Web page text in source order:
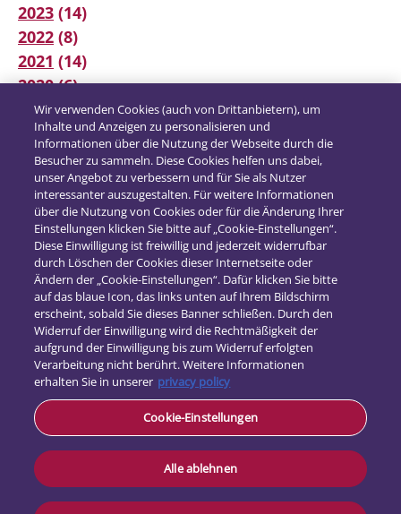
2023 (14)
2022 (8)
2021 (14)
2020(6)
2019(12)
2018(16)
2017(21)
Kontakt
Datenschutz
Impressum
Wir verwenden Cookies (auch von Drittanbietern), um
Inhalte und Anzeigen zu personalisieren und
Informationen über die Nutzung der Webseite durch die
Besucher zu sammeln. Diese Cookies helfen uns dabei,
unser Angebot zu verbessern und für Sie als Nutzer
interessanter auszugestalten. Für weitere Informationen
über die Nutzung von Cookies oder für die Änderung Ihrer
Einstellungen klicken Sie bitte auf „Cookie-Einstellungen“.
Diese Einwilligung ist freiwillig und jederzeit widerrufbar
durch Löschen der Cookies dieser Internetseite oder
Ändern der „Cookie-Einstellungen“. Dafür klicken Sie bitte
auf das blaue Icon, das links unten auf Ihrem Bildschirm
erscheint, sobald Sie dieses Banner schließen. Durch den
Widerruf der Einwilligung wird die Rechtmäßigkeit der
aufgrund der Einwilligung bis zum Widerruf erfolgten
Verarbeitung nicht berührt. Weitere Informationen
erhalten Sie in unserer privacy policy
Cookie-Einstellungen
Alle ablehnen